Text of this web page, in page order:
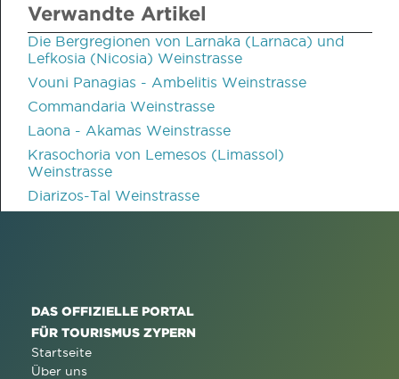
Verwandte Artikel
Die Bergregionen von Larnaka (Larnaca) und
Lefkosia (Nicosia) Weinstrasse
Vouni Panagias - Ambelitis Weinstrasse
Commandaria Weinstrasse
Laona - Akamas Weinstrasse
Krasochoria von Lemesos (Limassol)
Weinstrasse
Diarizos-Tal Weinstrasse
DAS OFFIZIELLE PORTAL
FÜR TOURISMUS ZYPERN
Startseite
Über uns